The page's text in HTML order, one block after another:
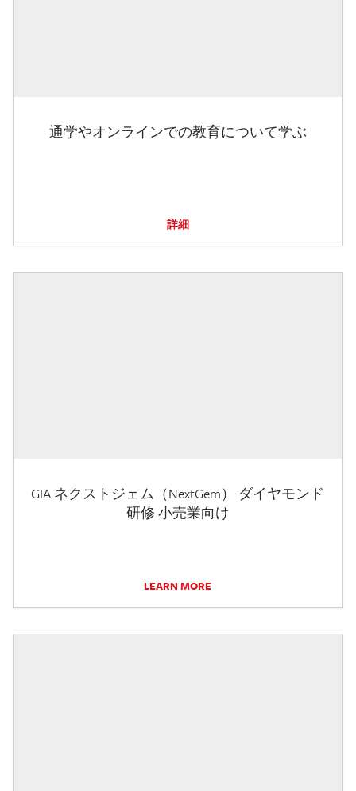
通学やオンラインでの教育について学ぶ
詳細
GIA ネクストジェム（NextGem） ダイヤモンド
研修 小売業向け
LEARN MORE